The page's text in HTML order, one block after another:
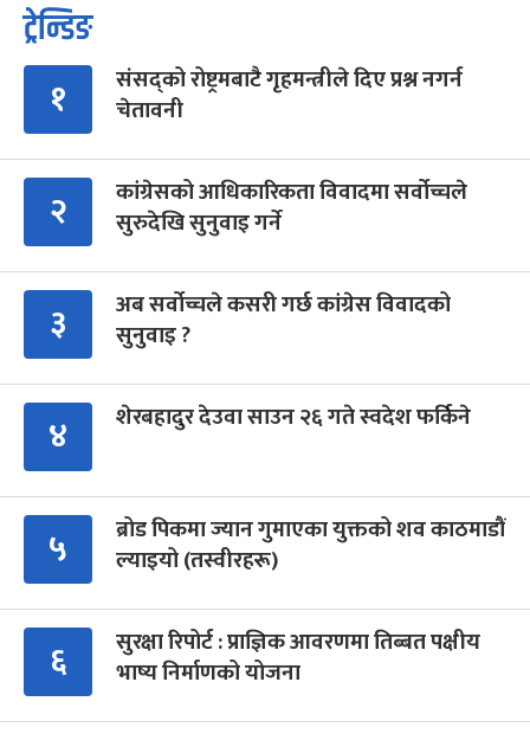
ट्रेन्डिङ
१
संसद्को रोष्ट्रमबाटै गृहमन्त्रीले दिए प्रश्न नगर्न
चेतावनी
२
कांग्रेसको आधिकारिकता विवादमा सर्वोच्चले
सुरुदेखि सुनुवाइ गर्ने
३
अब सर्वोच्चले कसरी गर्छ कांग्रेस विवादको
सुनुवाइ ?
४ शेरबहादुर देउवा साउन २६ गते स्वदेश फर्किने
५
ब्रोड पिकमा ज्यान गुमाएका युक्तको शव काठमाडौं
ल्याइयो (तस्वीरहरू)
६
सुरक्षा रिपोर्ट : प्राज्ञिक आवरणमा तिब्बत पक्षीय
भाष्य निर्माणको योजना